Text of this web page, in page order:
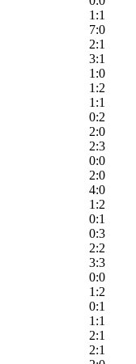
1:1
7:0
2:1
3:1
1:0
1:2
1:1
0:2
2:0
2:3
0:0
2:0
4:0
1:2
0:1
0:3
2:2
3:3
0:0
1:2
0:1
1:1
2:1
2:1